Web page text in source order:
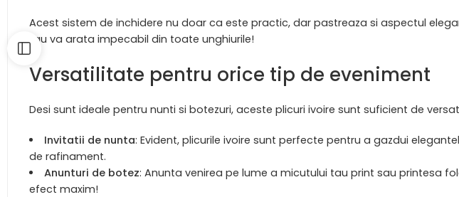
Acest sistem de inchidere nu doar ca este practic, dar pastreaza si aspectul
tau va arata impecabil din toate unghiurile!
Versatilitate pentru orice tip de eveniment
Desi sunt ideale pentru nunti si botezuri, aceste plicuri ivoire sunt suficient de
Invitatii de nunta: Evident, plicurile ivoire sunt perfecte pentru a gazdui
de rafinament.
Anunturi de botez: Anunta venirea pe lume a micutului tau print sau printesa
efect maxim!